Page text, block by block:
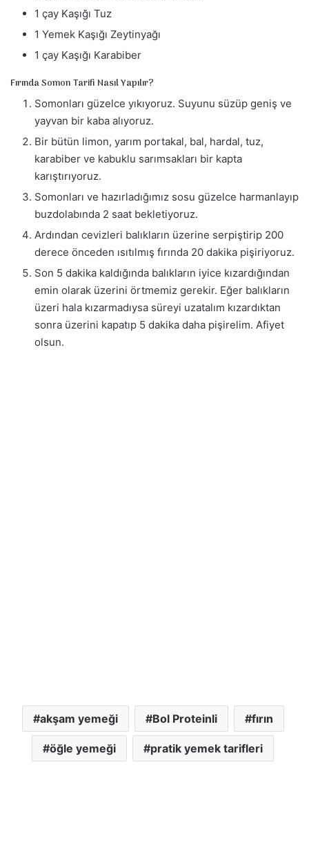
1 çay Kaşığı Tuz
1 Yemek Kaşığı Zeytinyağı
1 çay Kaşığı Karabiber
Fırında Somon Tarifi Nasıl Yapılır?
Somonları güzelce yıkıyoruz. Suyunu süzüp geniş ve
yayvan bir kaba alıyoruz.
Bir bütün limon, yarım portakal, bal, hardal, tuz,
karabiber ve kabuklu sarımsakları bir kapta
karıştırıyoruz.
Somonları ve hazırladığımız sosu güzelce harmanlayıp
buzdolabında 2 saat bekletiyoruz.
Ardından cevizleri balıkların üzerine serpiştirip 200
derece önceden ısıtılmış fırında 20 dakika pişiriyoruz.
Son 5 dakika kaldığında balıkların iyice kızardığından
emin olarak üzerini örtmemiz gerekir. Eğer balıkların
üzeri hala kızarmadıysa süreyi uzatalım kızardıktan
sonra üzerini kapatıp 5 dakika daha pişirelim. Afiyet
olsun.
akşam yemeği Bol Proteinli fırın
öğle yemeği pratik yemek tarifleri